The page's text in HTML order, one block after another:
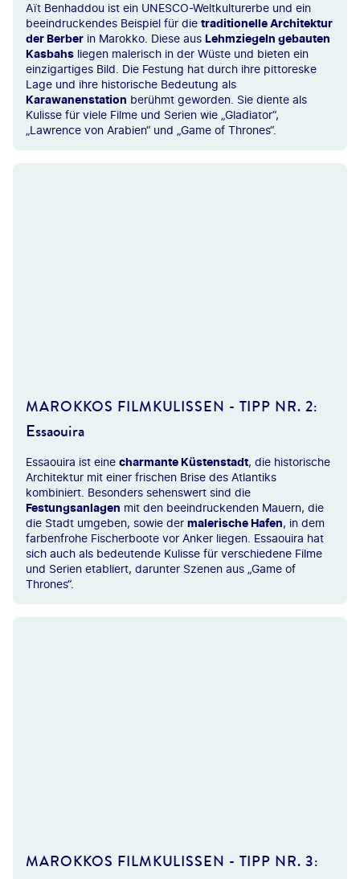
Aït Benhaddou ist ein UNESCO-Weltkulturerbe und ein
beeindruckendes Beispiel für die traditionelle Architektur
der Berber in Marokko. Diese aus Lehmziegeln gebauten
Kasbahs liegen malerisch in der Wüste und bieten ein
einzigartiges Bild. Die Festung hat durch ihre pittoreske
Lage und ihre historische Bedeutung als
Karawanenstation berühmt geworden. Sie diente als
Kulisse für viele Filme und Serien wie „Gladiator“,
„Lawrence von Arabien“ und „Game of Thrones“.
MAROKKOS FILMKULISSEN - TIPP NR. 2:
Essaouira
Essaouira ist eine charmante Küstenstadt, die historische
Architektur mit einer frischen Brise des Atlantiks
kombiniert. Besonders sehenswert sind die
Festungsanlagen mit den beeindruckenden Mauern, die
die Stadt umgeben, sowie der malerische Hafen, in dem
farbenfrohe Fischerboote vor Anker liegen. Essaouira hat
sich auch als bedeutende Kulisse für verschiedene Filme
und Serien etabliert, darunter Szenen aus „Game of
Thrones“.
MAROKKOS FILMKULISSEN - TIPP NR. 3: